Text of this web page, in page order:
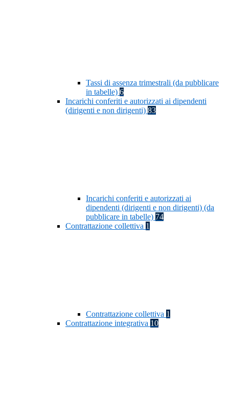
Tassi di assenza trimestrali (da pubblicare
in tabelle) 6
Incarichi conferiti e autorizzati ai dipendenti
(dirigenti e non dirigenti) 83
Incarichi conferiti e autorizzati ai
dipendenti (dirigenti e non dirigenti) (da
pubblicare in tabelle) 74
Contrattazione collettiva 1
Contrattazione collettiva 1
Contrattazione integrativa 10